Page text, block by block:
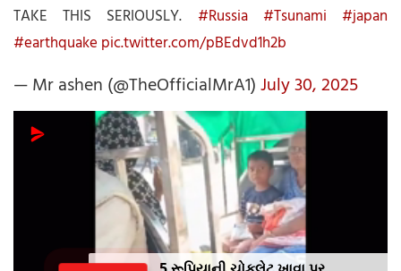
TAKE THIS SERIOUSLY. #Russia #Tsunami
#japan
#earthquake pic.twitter.com/pBEdvd1h2b
— Mr ashen (@TheOfficialMrA1) July 30, 2025